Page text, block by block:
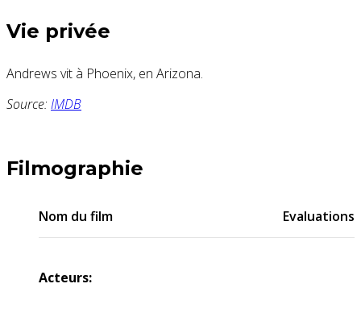
Vie privée
Andrews vit à Phoenix, en Arizona.
Source:IMDB
Filmographie
Nom du film Evaluations
Acteurs: